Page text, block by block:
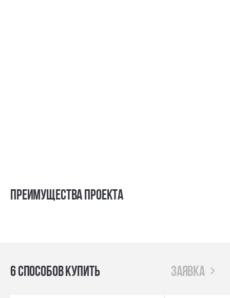
Преимущества проекта
6 способов купить заявка